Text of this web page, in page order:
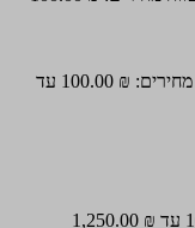
טווח מחירים: ⁦100.00 ₪⁩ עד